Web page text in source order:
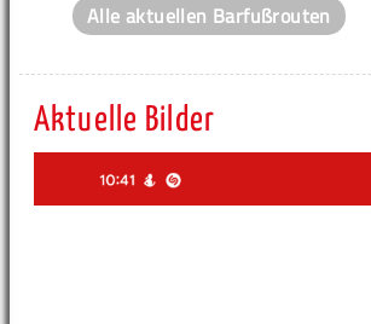
Alle aktuellen Barfußrouten
Aktuelle Bilder